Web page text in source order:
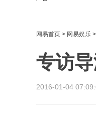
网易首页 > 网易娱乐 >
专访
2016-01-04